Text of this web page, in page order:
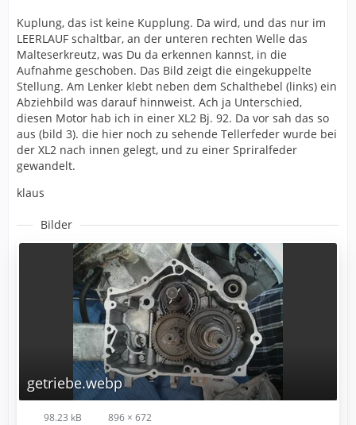
Kuplung, das ist keine Kupplung. Da wird, und das nur im
LEERLAUF schaltbar, an der unteren rechten Welle das
Malteserkreutz, was Du da erkennen kannst, in die
Aufnahme geschoben. Das Bild zeigt die eingekuppelte
Stellung. Am Lenker klebt neben dem Schalthebel (links) ein
Abziehbild was darauf hinnweist. Ach ja Unterschied,
diesen Motor hab ich in einer XL2 Bj. 92. Da vor sah das so
aus (bild 3). die hier noch zu sehende Tellerfeder wurde bei
der XL2 nach innen gelegt, und zu einer Spriralfeder
gewandelt.
klaus
Bilder
getriebe.webp
98.23 kB 896 × 672